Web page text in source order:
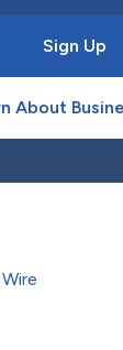
Sign Up
About